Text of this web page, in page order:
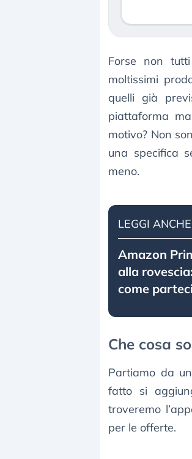
Forse non
moltissimi
quelli già
piattaforma
motivo? Non
una specifica
meno.
LEGGI ANCHE
Amazon
alla
come
Che cosa
Partiamo da
fatto si
troveremo
per le offerte.